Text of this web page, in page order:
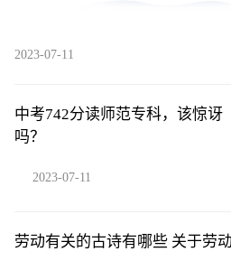
2023-07-11
中考742分读师范专科，该惊讶
吗？
2023-07-11
劳动有关的古诗有哪些 关于劳